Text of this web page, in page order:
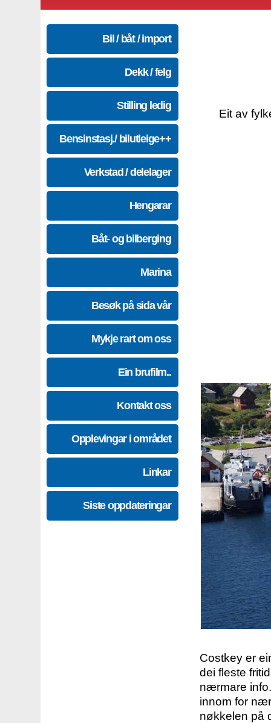
Bil / båt / import
Dekk / felg
Stilling ledig
Bensinstasj./ bilutleige++
Verkstad / delelager
Hengarar
Båt- og bilberging
Marina
Besøk på sida vår
Mykje rart om oss
Ein brufilm..
Kontakt oss
Opplevingar i området
Linkar
Siste oppdateringar
Eit av
Costkey er
dei fleste
nærmare
innom for
nøkkelen på